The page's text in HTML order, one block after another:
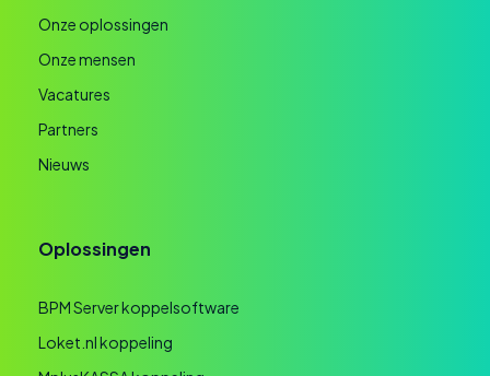
Onze oplossingen
Onze mensen
Vacatures
Partners
Nieuws
Oplossingen
BPM Server koppelsoftware
Loket.nl koppeling